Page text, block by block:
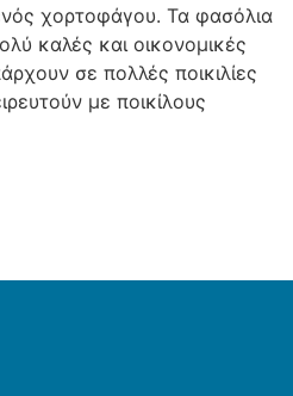
χορτοφάγου. Τα φασόλια
καλές και οικονομικές
σε πολλές ποικιλίες
με ποικίλους